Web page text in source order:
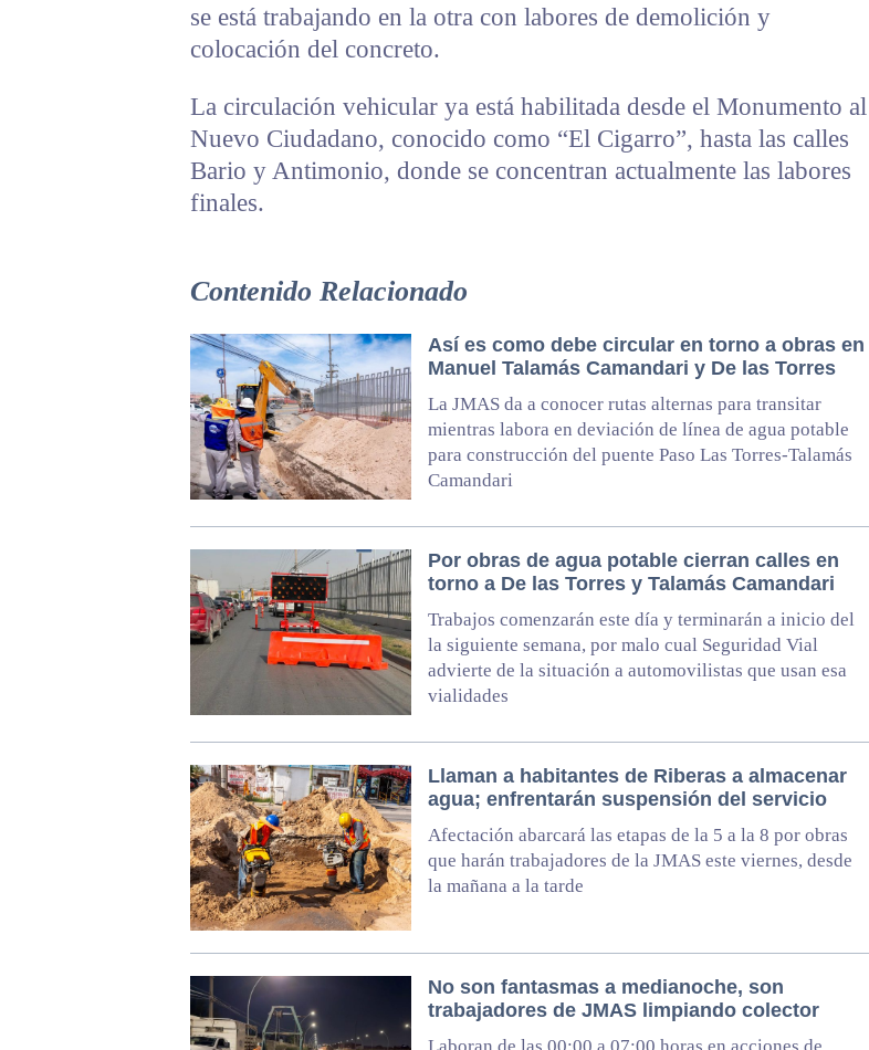
se está trabajando en la otra con labores de demolición y
colocación del concreto.
La circulación vehicular ya está habilitada desde el Monumento al
Nuevo Ciudadano, conocido como “El Cigarro”, hasta las calles
Bario y Antimonio, donde se concentran actualmente las labores
finales.
Contenido Relacionado
Así es como debe circular en torno a obras en
Manuel Talamás Camandari y De las Torres
La JMAS da a conocer rutas alternas para transitar
mientras labora en deviación de línea de agua potable
para construcción del puente Paso Las Torres-Talamás
Camandari
Por obras de agua potable cierran calles en
torno a De las Torres y Talamás Camandari
Trabajos comenzarán este día y terminarán a inicio del
la siguiente semana, por malo cual Seguridad Vial
advierte de la situación a automovilistas que usan esa
vialidades
Llaman a habitantes de Riberas a almacenar
agua; enfrentarán suspensión del servicio
Afectación abarcará las etapas de la 5 a la 8 por obras
que harán trabajadores de la JMAS este viernes, desde
la mañana a la tarde
No son fantasmas a medianoche, son
trabajadores de JMAS limpiando colector
Laboran de las 00:00 a 07:00 horas en acciones de